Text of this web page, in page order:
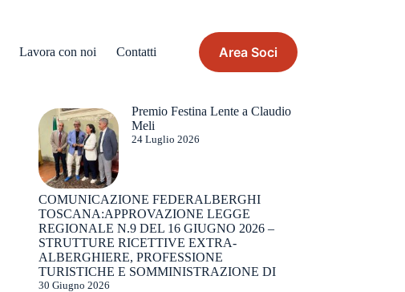
Lavora con noi Contatti Area Soci
Premio Festina Lente a Claudio
Meli
24 Luglio 2026
COMUNICAZIONE FEDERALBERGHI
TOSCANA:APPROVAZIONE LEGGE
REGIONALE N.9 DEL 16 GIUGNO 2026 –
STRUTTURE RICETTIVE EXTRA-
ALBERGHIERE, PROFESSIONE
TURISTICHE E SOMMINISTRAZIONE DI
30 Giugno 2026